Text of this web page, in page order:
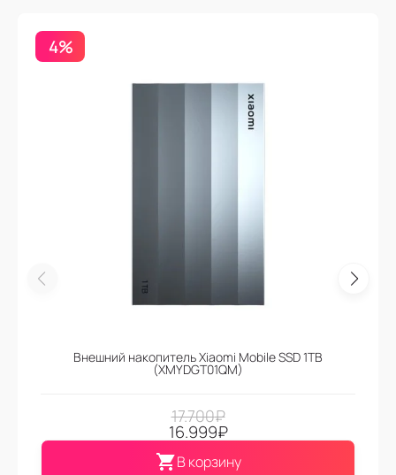
4%
Внешний накопитель Xiaomi Mobile SSD 1TB
(XMYDGT01QM)
17.700₽
16.999₽
В корзину